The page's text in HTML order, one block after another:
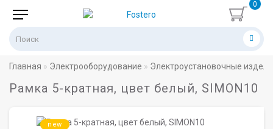
0
Главная Электрооборудование Электроустановочные
Рамка 5-кратная, цвет белый, SIMON10
new